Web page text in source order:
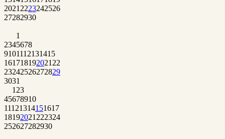
2021 2223242526
27282930
1
2345678
9101112131415
161718192021 22
23242526272829
3031
1 23
45678910
11121314151617
18192021 222324
252627282930